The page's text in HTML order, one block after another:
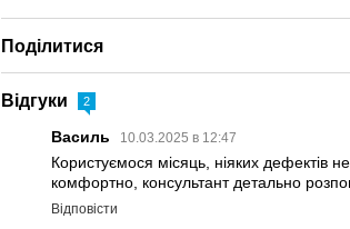
Поділитися
Відгуки 2
Василь 10.03.2025 в 12:47
Користуємося місяць, ніяких дефектів
комфортно, консультант детально
Відповісти